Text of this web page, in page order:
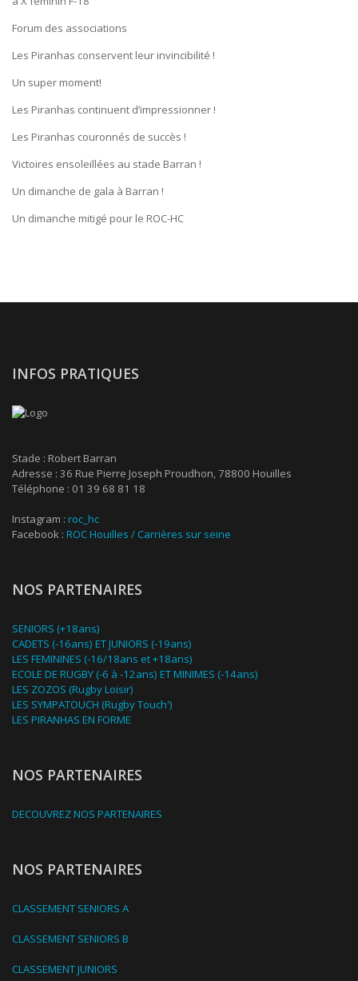
Forum des associations
Les Piranhas conservent leur invincibilité !
Un super moment!
Les Piranhas continuent d’impressionner !
Les Piranhas couronnés de succès !
Victoires ensoleillées au stade Barran !
Un dimanche de gala à Barran !
Un dimanche mitigé pour le ROC-HC
INFOS PRATIQUES
Stade : Robert Barran
Adresse : 36 Rue Pierre Joseph Proudhon, 78800 Houilles
Téléphone : 01 39 68 81 18
Instagram : roc_hc
Facebook : ROC Houilles / Carrières sur seine
NOS PARTENAIRES
SENIORS (+18ans)
CADETS (-16ans) ET JUNIORS (-19ans)
LES FEMININES (-16/18ans et +18ans)
ECOLE DE RUGBY (-6 à -12ans) ET MINIMES (-14ans)
LES ZOZOS (Rugby Loisir)
LES SYMPATOUCH (Rugby Touch')
LES PIRANHAS EN FORME
NOS PARTENAIRES
DECOUVREZ NOS PARTENAIRES
NOS PARTENAIRES
CLASSEMENT SENIORS A
CLASSEMENT SENIORS B
CLASSEMENT JUNIORS